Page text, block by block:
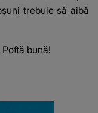
trebuie să aibă
bună!